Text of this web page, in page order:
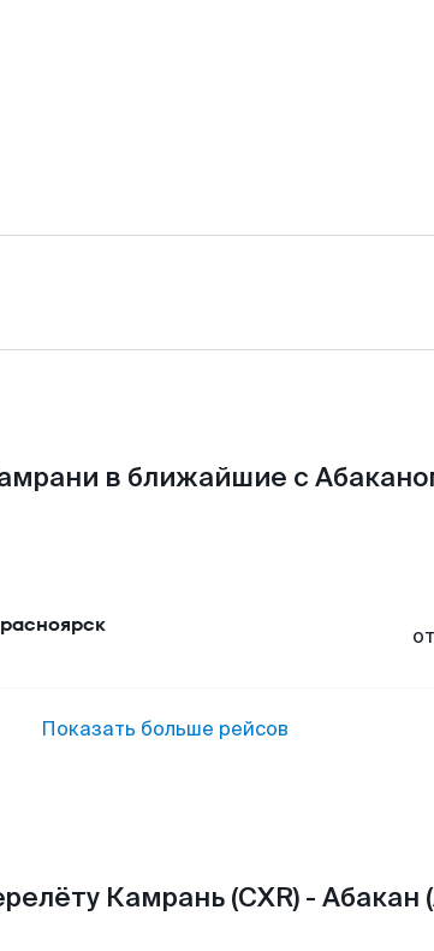
в ближайшие с
от
Показать больше рейсов
Камрань (CXR) - Абакан